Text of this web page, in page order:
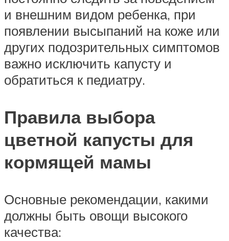
и внешним видом ребенка, при
появлении высыпаний на коже или
других подозрительных симптомов
важно исключить капусту и
обратиться к педиатру.
Правила выбора
цветной капусты для
кормящей мамы
Основные рекомендации, какими
должны быть овощи высокого
качества: